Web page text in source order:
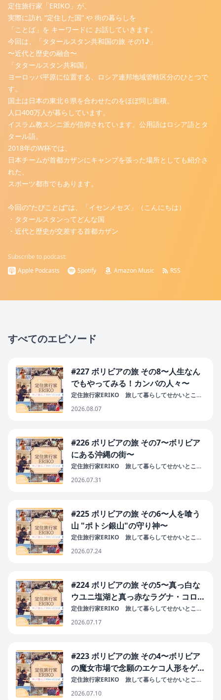
定住旅行家「ERIKO」が、
実際に訪れ “定住した国” や 街の暮らしを
「ことば」を キーワードに お話していきます。
今回は、「タタールスタン共和国の旅 その1♪」
〜近代と歴史の融合〜
「タタールスタン共和国」
ヨーロッパ平原に位置する、ロシア連邦地域管轄区分のひとつで
す。
国土は日本の東北６県を合わせたのをほぼ同じ面積。
人口400万人が暮らしています。
イスラム教スンニ派が信仰されています。公用語はロシア語とタ
タール語。
2018年のW杯では、
日本チームが首都カザンにキャンプを張った場所としても紹介さ
れた、
スポーツ都市でもあります。
今回の“たびことば”は、「イセンメセズ」（こんにちは）
・タタールスタンってどんな国
・近代と歴史が交差する首都カザン
Subscribe to podcast:
Apple Podcasts
Spotify Amazon Music RSS
すべてのエピソード
#227 ボリビアの旅 その8〜人生なん
でもやってみる！カンバの人々〜
定住旅行家ERIKO 旅して暮らしてせかいとこと
2026.08.07
#226 ボリビアの旅 その7〜ボリビア
にある沖縄の街〜
定住旅行家ERIKO 旅して暮らしてせかいとこと
2026.07.31
#225 ボリビアの旅 その6〜人を喰う
山 "ポトシ銀山"の守り神〜
定住旅行家ERIKO 旅して暮らしてせかいとこと
2026.07.24
#224 ボリビアの旅 その5〜真っ白な
ウユニ塩湖と真っ赤なラグナ・コロラ
ダ〜
定住旅行家ERIKO 旅して暮らしてせかいとこと
2026.07.17
#223 ボリビアの旅 その4〜ボリビア
の魔女市場で念願のエケコ人形をゲッ
ト！〜
定住旅行家ERIKO 旅して暮らしてせかいとこと
2026.07.10